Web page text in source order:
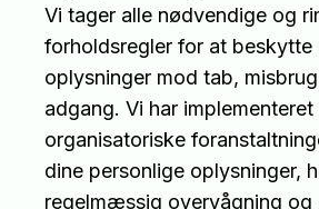
Vi tager alle nødvendige og
forholdsregler for at beskytte
oplysninger mod tab,
adgang. Vi har
organisatoriske
dine personlige oplysninger,
regelmæssig overvågning og